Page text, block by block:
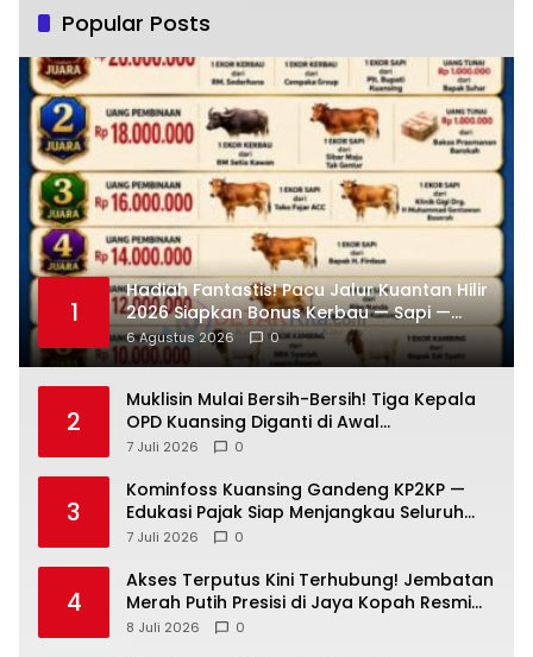
Popular Posts
1
Hadiah Fantastis! Pacu Jalur Kuantan Hilir
2026 Siapkan Bonus Kerbau — Sapi —
Kambing dan Puluhan Juta Rupiah
6 Agustus 2026 0
2
Muklisin Mulai Bersih-Bersih! Tiga Kepala
OPD Kuansing Diganti di Awal
Kepemimpinan
7 Juli 2026 0
3
Kominfoss Kuansing Gandeng KP2KP —
Edukasi Pajak Siap Menjangkau Seluruh
Masyarakat
7 Juli 2026 0
4
Akses Terputus Kini Terhubung! Jembatan
Merah Putih Presisi di Jaya Kopah Resmi
Berdiri — Polri Buktikan Pembangunan Tak
8 Juli 2026 0